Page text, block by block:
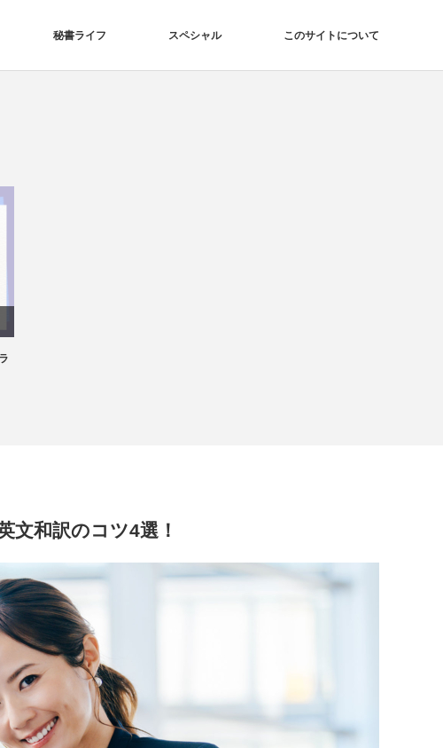
秘書ライフ スペシャル このサイトについて
文和訳のコツ4選！